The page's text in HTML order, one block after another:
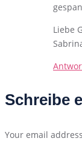
Liebe
Schreibe
Your email